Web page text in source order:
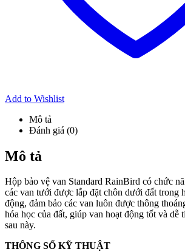
Add to Wishlist
Mô tả
Đánh giá (0)
Mô tả
Hộp bảo vệ van Standard RainBird có chức
các van tưới được lắp đặt chôn dưới đất trong
động, đảm bảo các van luôn được thông
hóa học của đất, giúp van hoạt động tốt và dễ
sau này.
THÔNG SỐ KỸ THUẬT